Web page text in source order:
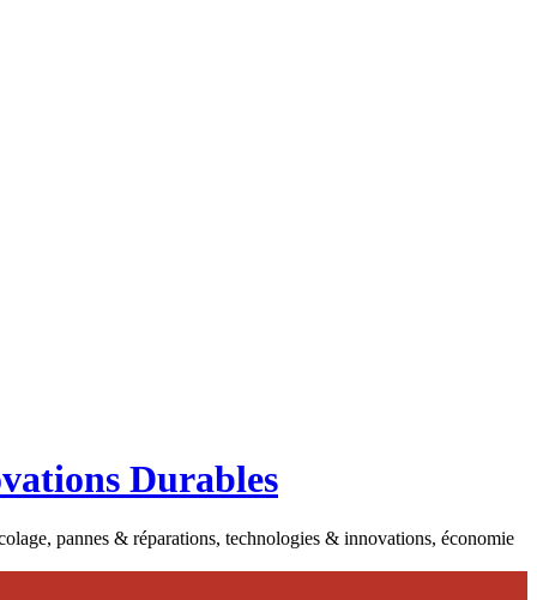
Durables
pannes & réparations, technologies & innovations, économie